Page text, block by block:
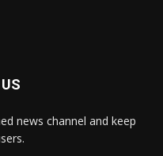
news channel and keep